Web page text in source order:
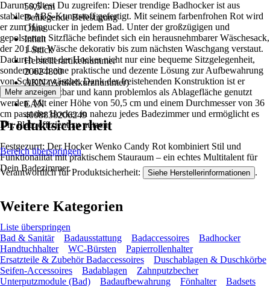
50,5 cm
Beiliegende Befestigung
Ohne
Inhalt
1 Stück
Herstellerartikelnummer
20624800
AKN (Artikelkurznummer)
HMP8
EAN
4008838206249
Darum solltest Du zugreifen: Dieser trendige Badhocker ist aus
stabilem ABS-Kunststoff gefertigt. Mit seinem farbenfrohen Rot wird
er zum Hingucker in jedem Bad. Unter der großzügigen und
gepolsterten Sitzfläche befindet sich ein herausnehmbarer Wäschesack,
der 20 Liter Wäsche dekorativ bis zum nächsten Waschgang verstaut.
Dadurch bietet der Hocker nicht nur eine bequeme Sitzgelegenheit,
sondern auch eine praktische und dezente Lösung zur Aufbewahrung
von Schmutzwäsche. Dank der freistehenden Konstruktion ist er
vielseitig einsetzbar und kann problemlos als Ablagefläche genutzt
werden. Mit einer Höhe von 50,5 cm und einem Durchmesser von 36
cm passt der Hocker in nahezu jedes Badezimmer und ermöglicht es
Dir, Platz effizient zu nutzen.
Festgezurrt: Der Hocker Wenko Candy Rot kombiniert Stil und
Funktionalität mit praktischem Stauraum – ein echtes Multitalent für
Dein Badezimmer.
Mehr anzeigen
Produktsicherheit
Bereich überspringen
Verantwortlich für Produktsicherheit: Siehe Herstellerinformationen .
Weitere Kategorien
Liste überspringen
Bad & Sanitär
Badausstattung Badaccessoires
Badhocker
Handtuchhalter
WC-Bürsten
Papierrollenhalter
Ersatzteile & Zubehör Badaccessoires
Duschablagen & Duschkörbe
Seifen-Accessoires
Badablagen
Zahnputzbecher
Unterputzmodule (Bad)
Badaufbewahrung Fönhalter Badsets